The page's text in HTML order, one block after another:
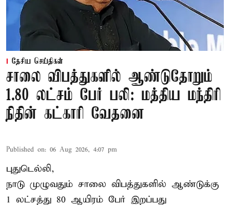
தேசிய செய்திகள்
சாலை விபத்துகளில் ஆண்டுதோறும்
1.80 லட்சம் பேர் பலி: மத்திய மந்திரி
நிதின் கட்காரி வேதனை
Published on: 06 Aug 2026, 4:07 pm
புதுடெல்லி,
நாடு முழுவதும் சாலை விபத்துகளில் ஆண்டுக்கு
1 லட்சத்து 80 ஆயிரம் பேர் இறப்பது